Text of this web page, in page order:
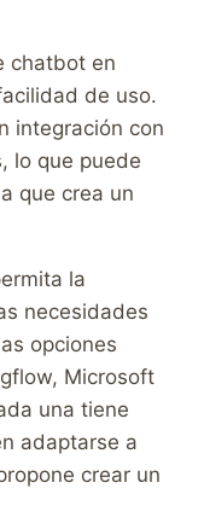
chatbot en
de uso.
integración con
lo que puede
que crea un
la
necesidades
opciones
Microsoft
una tiene
adaptarse a
crear un